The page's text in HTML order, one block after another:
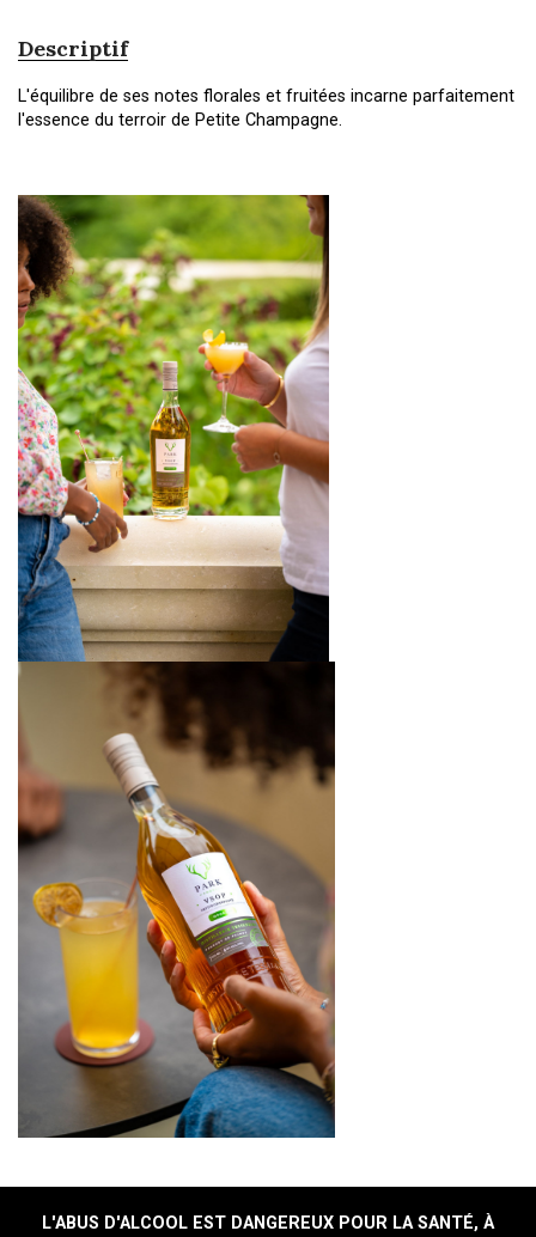
Descriptif
L'équilibre de ses notes florales et fruitées incarne parfaitement
l'essence du terroir de Petite Champagne.
L'ABUS D'ALCOOL EST DANGEREUX POUR LA SANTÉ, À